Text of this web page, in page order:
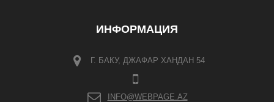
ИНФОРМАЦИЯ
Г. БАКУ, ДЖАФАР ХАНДАН 54
INFO@WEBPAGE.AZ